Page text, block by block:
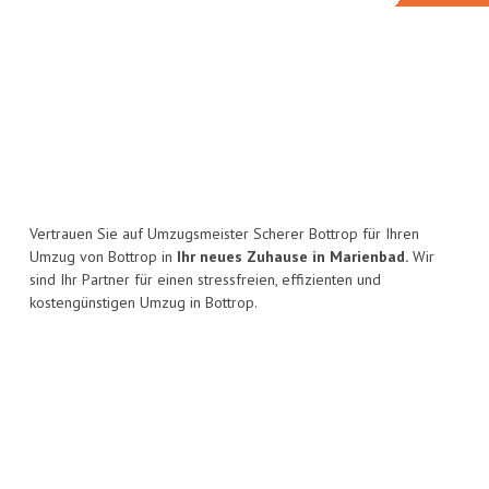
Vertrauen Sie auf Umzugsmeister Scherer Bottrop für Ihren
Umzug von Bottrop in Ihr neues Zuhause in Marienbad. Wir
sind Ihr Partner für einen stressfreien, effizienten und
kostengünstigen Umzug in Bottrop.